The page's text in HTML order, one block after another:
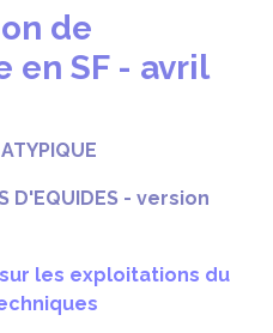
de
en SF - avril
D'EQUIDES - version
les exploitations du